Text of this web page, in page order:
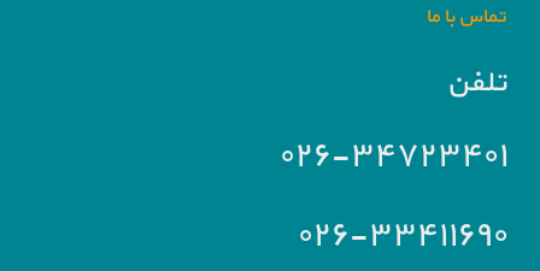
تماس با ما
تلفن
۰۲۶-۳۴۷۲۳۴۰۱
۰۲۶-۳۳۴۱۱۶۹۰